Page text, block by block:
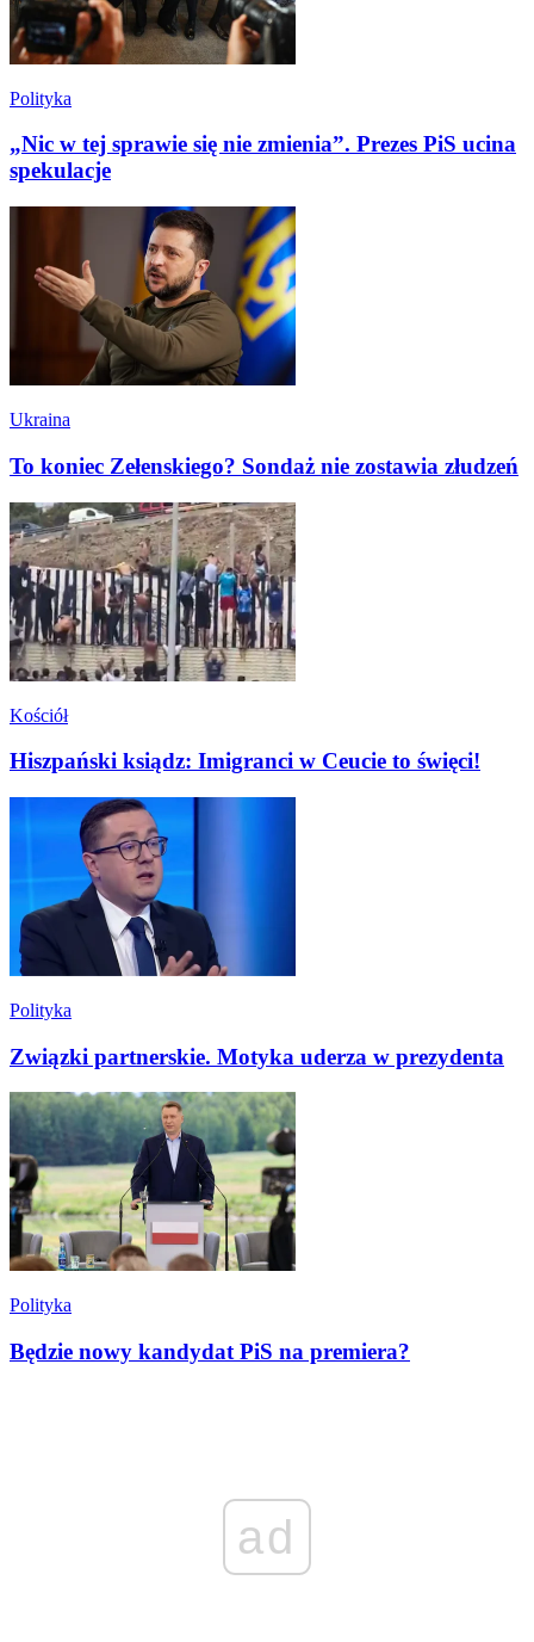
Polityka
„Nic w tej sprawie się nie zmienia”. Prezes PiS ucina
spekulacje
Ukraina
To koniec Zełenskiego? Sondaż nie zostawia złudzeń
Kościół
Hiszpański ksiądz: Imigranci w Ceucie to święci!
Polityka
Związki partnerskie. Motyka uderza w prezydenta
Polityka
Będzie nowy kandydat PiS na premiera?
ad